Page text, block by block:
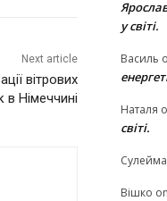
Next article
вітрових
в Німеччині
у світі.
Василь
Наталя
світі.
Вішко on